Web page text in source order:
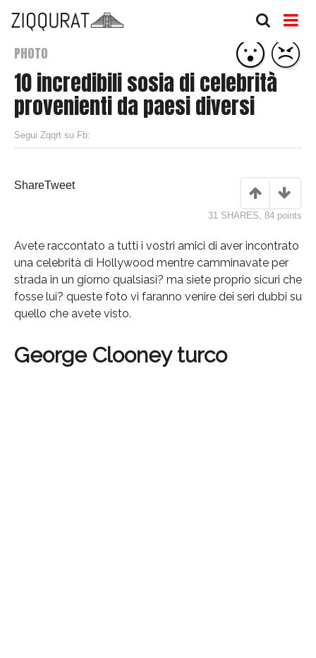
PHOTO
10 incredibili sosia di celebrità
provenienti da paesi diversi
Segui Zqqrt su Fb:
ShareTweet
31 SHARES, 84 points
Avete raccontato a tutti i vostri amici di aver incontrato
una celebrità di Hollywood mentre camminavate per
strada in un giorno qualsiasi? ma siete proprio sicuri che
fosse lui? queste foto vi faranno venire dei seri dubbi su
quello che avete visto.
George Clooney turco